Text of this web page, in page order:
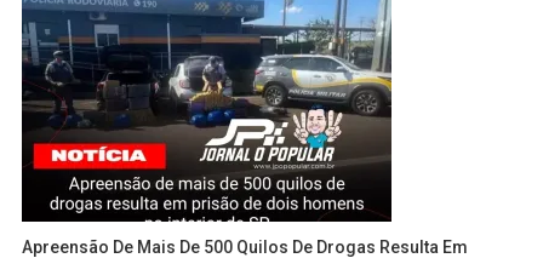
Apreensão De Mais De 500 Quilos De Drogas Resulta Em